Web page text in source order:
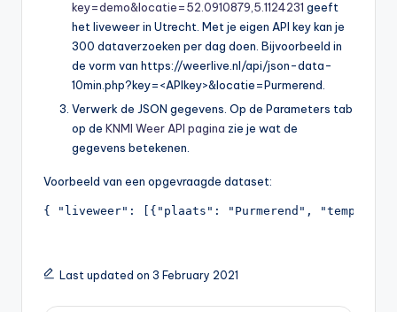
key=demo&locatie=52.0910879,5.1124231 geeft
het liveweer in Utrecht. Met je eigen API key kan je
300 dataverzoeken per dag doen. Bijvoorbeeld in
de vorm van https://weerlive.nl/api/json-data-
10min.php?key=<APIkey>&locatie=Purmerend.
Verwerk de JSON gegevens. Op de Parameters tab
op de KNMI Weer API pagina zie je wat de
gegevens betekenen.
Voorbeeld van een opgevraagde dataset:
{ "liveweer": [{"plaats": "Purmerend", "temp":
Last updated on 3 February 2021